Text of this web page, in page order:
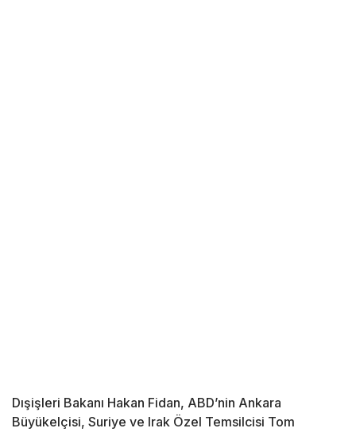
Dışişleri Bakanı Hakan Fidan, ABD’nin Ankara
Büyükelçisi, Suriye ve Irak Özel Temsilcisi Tom